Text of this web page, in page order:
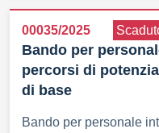
00035/2025
Bando per
percorsi di
di base
Bando per personale